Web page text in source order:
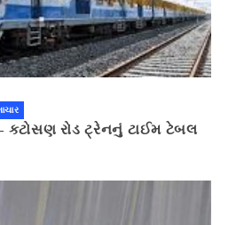
કટોસણ રોડ ટ્રેનનું ટાઈમ ટેબલ